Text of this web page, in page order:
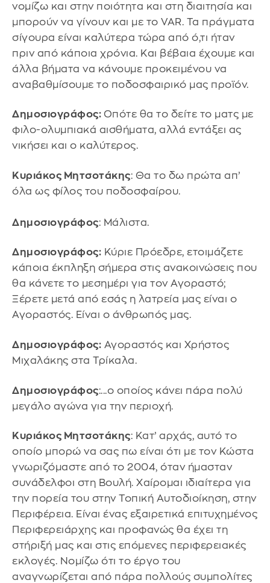
νομίζω και στην ποιότητα και στη διαιτησία και
μπορούν να γίνουν και με το VAR. Τα πράγματα
σίγουρα είναι καλύτερα τώρα από ό,τι ήταν
πριν από κάποια χρόνια. Και βέβαια έχουμε και
άλλα βήματα να κάνουμε προκειμένου να
αναβαθμίσουμε το ποδοσφαιρικό μας προϊόν.
Δημοσιογράφος: Οπότε θα το δείτε το ματς με
φιλο-ολυμπιακά αισθήματα, αλλά εντάξει ας
νικήσει και ο καλύτερος.
Κυριάκος Μητσοτάκης: Θα το δω πρώτα απ’
όλα ως φίλος του ποδοσφαίρου.
Δημοσιογράφος: Μάλιστα.
Δημοσιογράφος: Κύριε Πρόεδρε, ετοιμάζετε
κάποια έκπληξη σήμερα στις ανακοινώσεις που
θα κάνετε το μεσημέρι για τον Αγοραστό;
Ξέρετε μετά από εσάς η λατρεία μας είναι ο
Αγοραστός. Είναι ο άνθρωπός μας.
Δημοσιογράφος: Αγοραστός και Χρήστος
Μιχαλάκης στα Τρίκαλα.
Δημοσιογράφος:...ο οποίος κάνει πάρα πολύ
μεγάλο αγώνα για την περιοχή.
Κυριάκος Μητσοτάκης: Κατ’ αρχάς, αυτό το
οποίο μπορώ να σας πω είναι ότι με τον Κώστα
γνωριζόμαστε από το 2004, όταν ήμασταν
συνάδελφοι στη Βουλή. Χαίρομαι ιδιαίτερα για
την πορεία του στην Τοπική Αυτοδιοίκηση, στην
Περιφέρεια. Είναι ένας εξαιρετικά επιτυχημένος
Περιφερειάρχης και προφανώς θα έχει τη
στήριξή μας και στις επόμενες περιφερειακές
εκλογές. Νομίζω ότι το έργο του
αναγνωρίζεται από πάρα πολλούς συμπολίτες